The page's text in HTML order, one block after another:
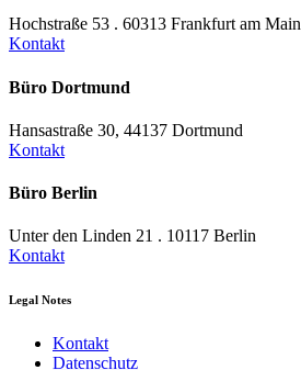
Hochstraße 53 . 60313 Frankfurt am Main
Kontakt
Büro Dortmund
Hansastraße 30, 44137 Dortmund
Kontakt
Büro Berlin
Unter den Linden 21 . 10117 Berlin
Kontakt
Legal Notes
Kontakt
Datenschutz